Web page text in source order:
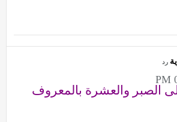
رد
الصبر والعشرة بالمعروف